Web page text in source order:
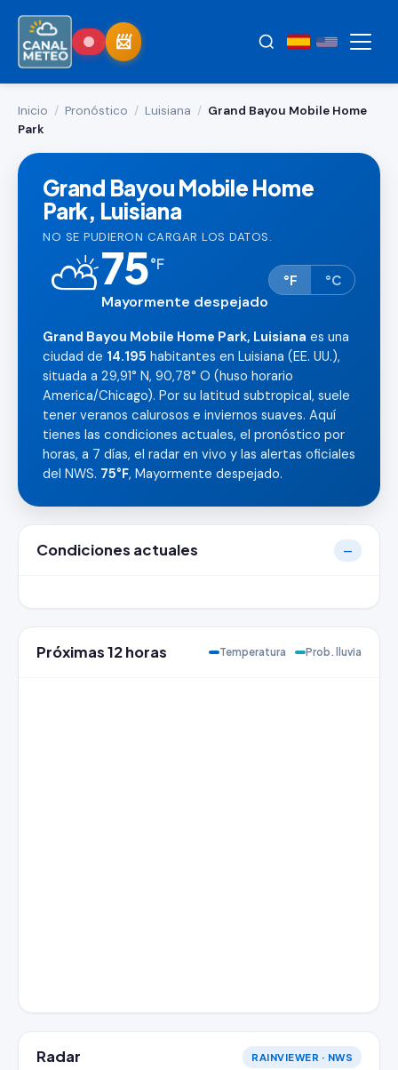
Inicio / Pronóstico / Luisiana / Grand Bayou Mobile Home
Park
Grand Bayou Mobile Home
Park, Luisiana
NO SE PUDIERON CARGAR LOS DATOS.
⛅75°F
Mayormente despejado
°F °C
Grand Bayou Mobile Home Park, Luisiana es una
ciudad de 14.195 habitantes en Luisiana (EE. UU.),
situada a 29,91° N, 90,78° O (huso horario
America/Chicago). Por su latitud subtropical, suele
tener veranos calurosos e inviernos suaves. Aquí
tienes las condiciones actuales, el pronóstico por
horas, a 7 días, el radar en vivo y las alertas oficiales
del NWS. 75°F, Mayormente despejado.
Condiciones actuales —
Próximas 12 horas Temperatura Prob. lluvia
Radar RAINVIEWER · NWS